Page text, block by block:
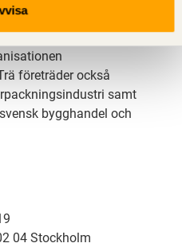
sågverksindustri
företräder också
samt
bygghandel och
04 Stockholm